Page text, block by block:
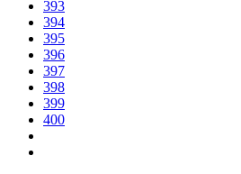
393
394
395
396
397
398
399
400